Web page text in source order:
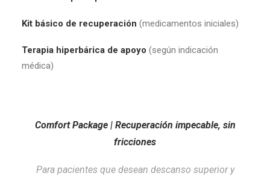
Kit básico de recuperación (medicamentos iniciales)
Terapia hiperbárica de apoyo (según indicación
médica)
Comfort Package | Recuperación impecable, sin
fricciones
Para pacientes que desean descanso superior y